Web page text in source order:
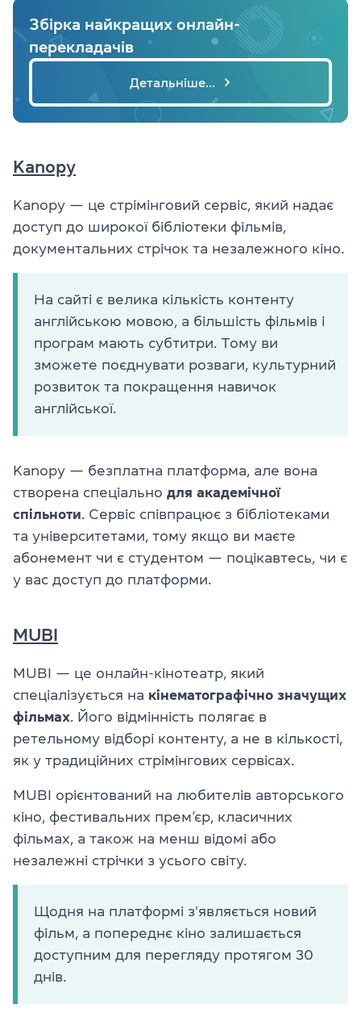
Збірка найкращих онлайн-
перекладачів
Детальніше...
Kanopy
Kanopy — це стрімінговий сервіс, який надає
доступ до широкої бібліотеки фільмів,
документальних стрічок та незалежного кіно.
На сайті є велика кількість контенту
англійською мовою, а більшість фільмів і
програм мають субтитри. Тому ви
зможете поєднувати розваги, культурний
розвиток та покращення навичок
англійської.
Kanopy — безплатна платформа, але вона
створена спеціально для академічної
спільноти. Сервіс співпрацює з бібліотеками
та університетами, тому якщо ви маєте
абонемент чи є студентом — поцікавтесь, чи є
у вас доступ до платформи.
MUBI
MUBI — це онлайн-кінотеатр, який
спеціалізується на кінематографічно значущих
фільмах. Його відмінність полягає в
ретельному відборі контенту, а не в кількості,
як у традиційних стрімінгових сервісах.
MUBI орієнтований на любителів авторського
кіно, фестивальних прем’єр, класичних
фільмах, а також на менш відомі або
незалежні стрічки з усього світу.
Щодня на платформі з'являється новий
фільм, а попереднє кіно залишається
доступним для перегляду протягом 30
днів.